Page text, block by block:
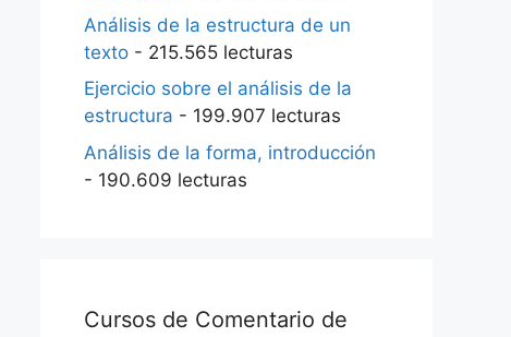
Análisis de la estructura de un
texto - 215.565 lecturas
Ejercicio sobre el análisis de la
estructura - 199.907 lecturas
Análisis de la forma, introducción
- 190.609 lecturas
Cursos de Comentario de